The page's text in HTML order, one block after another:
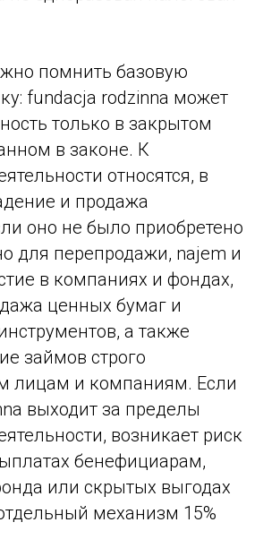
помнить базовую
fundacja rodzinna может
только в закрытом
в законе. К
относятся, в
и продажа
оно не было приобретено
для перепродажи, najem и
в компаниях и фондах,
ценных бумаг и
а также
займов строго
лицам и компаниям. Если
выходит за пределы
возникает риск
бенефициарам,
или скрытых выгодах
механизм 15%